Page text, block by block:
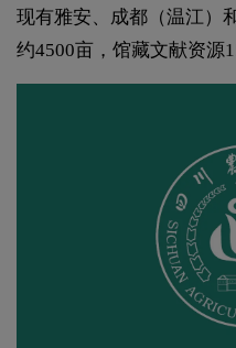
现有雅安、成都（温江）
约4500亩，馆藏文献资源